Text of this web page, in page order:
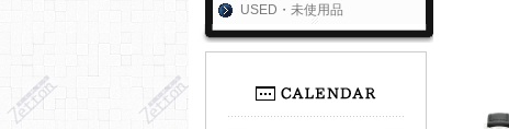
USED・未使用品